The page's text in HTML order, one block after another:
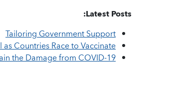
Latest Posts:
Tailoring Government Support
Countries Race to Vaccinate
the Damage from COVID-19